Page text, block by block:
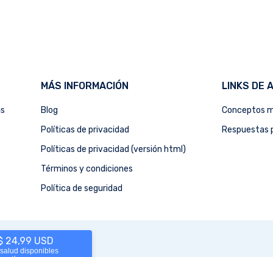
24,99 USD
disponibles
MÁS INFORMACIÓN
Blog
Políticas de privacidad
Políticas de privacidad (versión html)
Términos y condiciones
Política de seguridad
LINKS DE
Conceptos
Respuestas